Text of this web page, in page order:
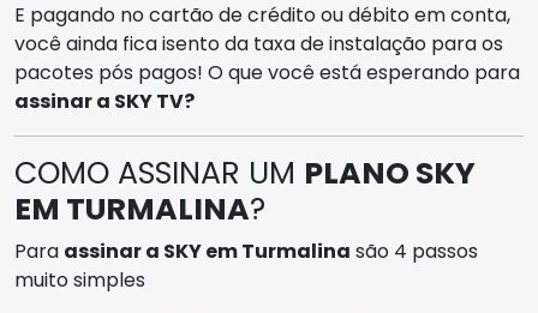
E pagando no cartão de crédito ou débito em conta,
você ainda fica isento da taxa de instalação para os
pacotes pós pagos! O que você está esperando para
assinar a SKY TV?
COMO ASSINAR UM PLANO SKY
EM TURMALINA?
Para assinar a SKY em Turmalina são 4 passos
muito simples